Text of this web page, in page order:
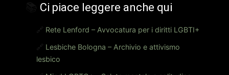
Ci piace leggere anche qui
🔗 Rete Lenford – Avvocatura per i diritti LGBTI+
🔗 Lesbiche Bologna – Archivio e attivismo
lesbico